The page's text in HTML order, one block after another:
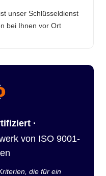
unser Schlüsseldienst
bei Ihnen vor Ort
·
von ISO 9001-
die für ein